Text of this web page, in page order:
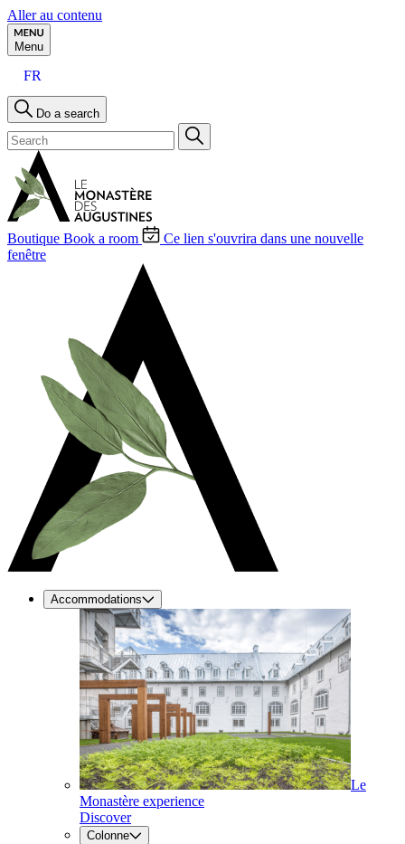
Aller au contenu
Menu
FR
Do a search
Boutique Book a room
Ce lien s'ouvrira dans une nouvelle
fenêtre
Accommodations
Le
Monastère experience
Discover
Colonne